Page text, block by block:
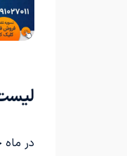
در ماه خرداد سال 1405، شرکت ایران خودرو